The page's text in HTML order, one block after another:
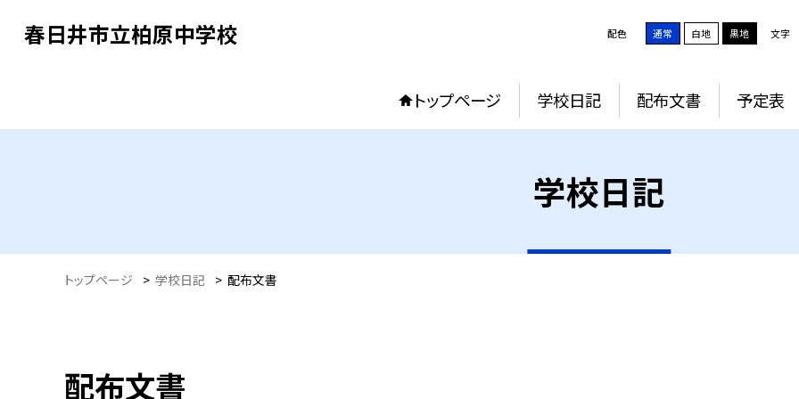
春日井市立柏原中学校 配色 通常 白地 黒地 文字
トップページ 学校日記 配布文書 予定表
学校日記
トップページ > 学校日記 > 配布文書
配布文書